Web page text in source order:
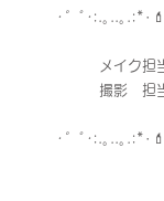
･゜ﾟ･ :.｡..｡.:*･ 💄
メイク担
撮影　担
･゜ﾟ･ :.｡..｡.:*･ 💄